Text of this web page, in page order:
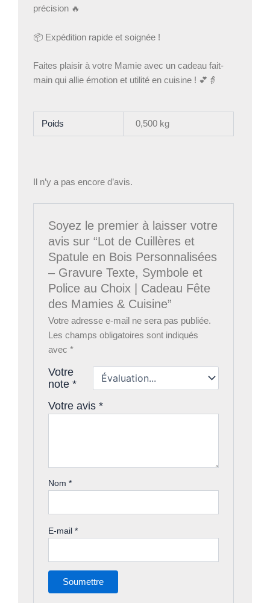
précision 🔥
📦 Expédition rapide et soignée !
Faites plaisir à votre Mamie avec un cadeau fait-
main qui allie émotion et utilité en cuisine ! 💕👵
Poids 0,500 kg
Il n’y a pas encore d’avis.
Soyez le premier à laisser votre
avis sur “Lot de Cuillères et
Spatule en Bois Personnalisées
– Gravure Texte, Symbole et
Police au Choix | Cadeau Fête
des Mamies & Cuisine”
Votre adresse e-mail ne sera pas publiée.
Les champs obligatoires sont indiqués
avec*
Votre
note*
Votre avis*
Nom*
E-mail*